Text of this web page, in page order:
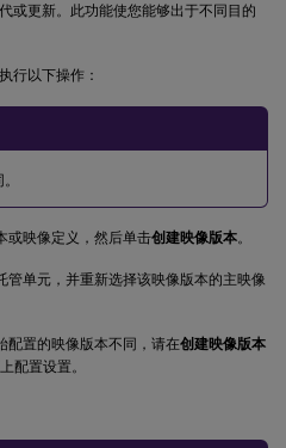
或更新。此功能使您能够出于不同目的
行以下操作：
或映像定义，然后单击创建映像版本。
管单元，并重新选择该映像版本的主映像
配置的映像版本不同，请在创建映像版本
配置设置。